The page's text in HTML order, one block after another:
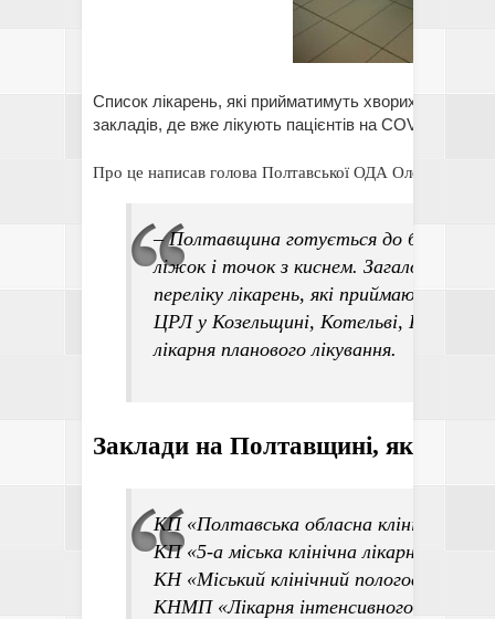
Список лікарень, які прийматимуть хворих на
закладів, де вже лікують пацієнтів на COVID-19,
Про це написав голова Полтавської ОДА Олег
– Полтавщина готується до будь-
ліжок і точок з киснем. Загалом
переліку лікарень, які приймають
ЦРЛ у Козельщині, Котельві,
лікарня планового лікування.
Заклади на Полтавщині, які
КП «Полтавська обласна клінічна
КП «5-а міська клінічна лікарня
КН «Міський клінічний пологовий
КНМП «Лікарня інтенсивного